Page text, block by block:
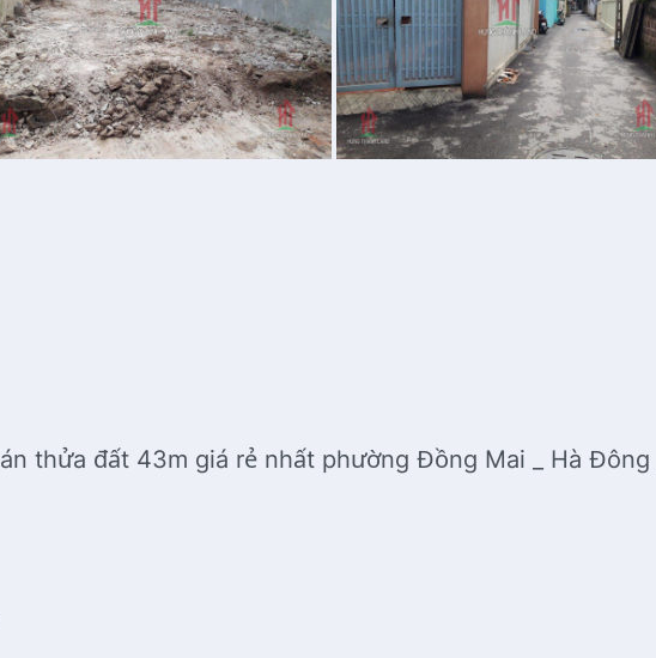
thửa đất 43m giá rẻ nhất phường Đồng Mai _ Hà Đông _